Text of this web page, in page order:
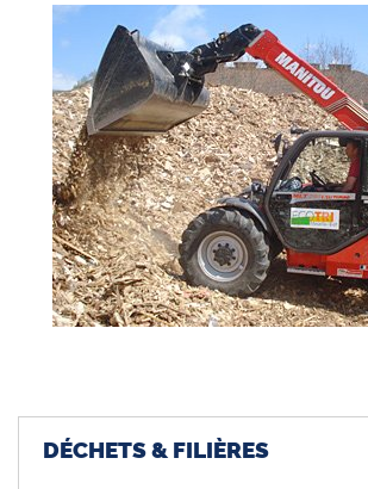
DÉCHETS & FILIÈRES